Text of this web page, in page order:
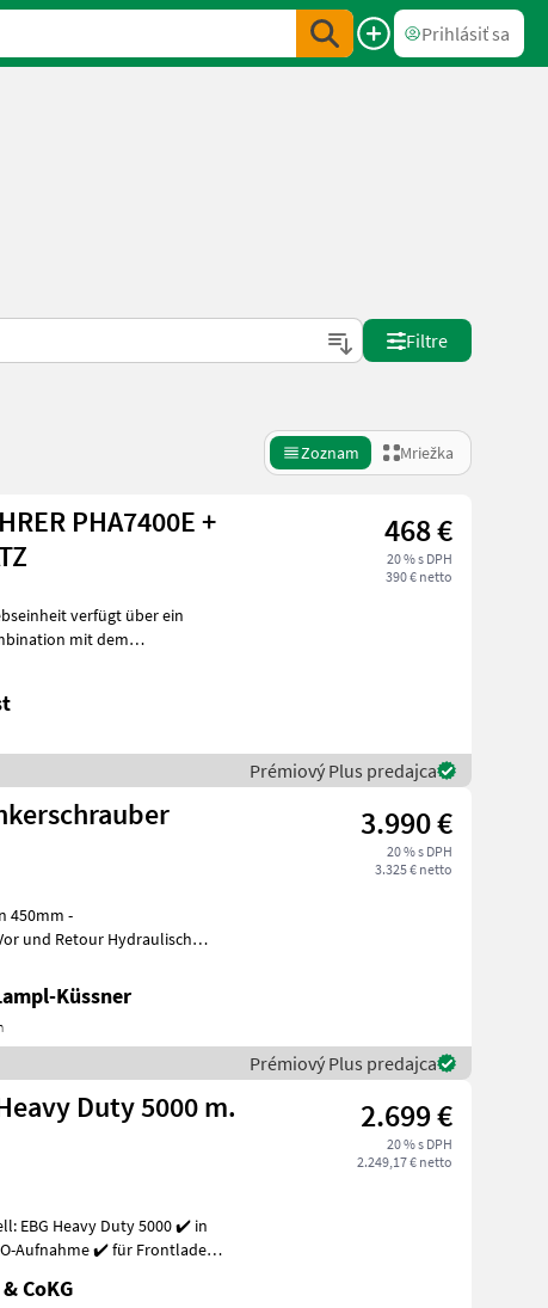
Prihlásiť sa
Filtre
Zoznam Mriežka
PHA7400E +
468 €
20 % s DPH
390 € netto
verfügt über ein
mit dem
Prémiový Plus predajca
3.990 €
20 % s DPH
3.325 € netto
und Retour Hydraulisch
Küssner
Prémiový Plus predajca
Duty 5000 m.
2.699 €
20 % s DPH
2.249,17 € netto
EBG Heavy Duty 5000 ✔️ in
Aufnahme ✔️ für Frontlader
CoKG